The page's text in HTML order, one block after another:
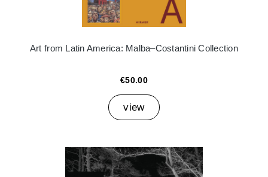
Art from Latin America: Malba–Costantini Collection
€50.00
view